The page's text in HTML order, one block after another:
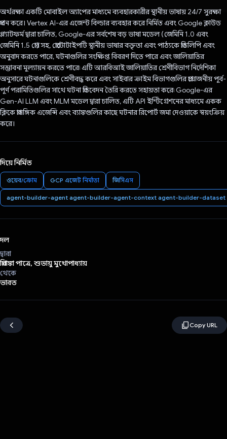
অর্থরক্ষা একটি মোবাইল অ্যাপের মাধ্যমে ব্যবহারকারীর স্থানীয় ভাষায় 24/7 সুরক্ষা
প্রদান করে। Vertex AI-এর এজেন্ট বিল্ডার ব্যবহার করে নির্মিত এবং Google ক্লাউড
প্ল্যাটফর্ম দ্বারা চালিত, Google-এর সর্বশেষ বড় ভাষা মডেল (জেমিনি 1.0 এবং
জেমিনি 1.5 প্রো) সহ, প্রোটোটাইপটি স্থানীয় ভাষার বক্তৃতা এবং পাঠ্যকে প্রতিলিপি এবং
অনুবাদ করতে পারে, ঘটনাগুলির সংক্ষিপ্ত বিবরণ দিতে পারে এবং জালিয়াতির
সম্ভাবনা মূল্যায়ন করতে পারে৷ এটি আরবিআই জালিয়াতির শ্রেণীবিভাগ নির্দেশিকা
অনুসারে ঘটনাগুলিকে শ্রেণীবদ্ধ করে এবং সাইবার ক্রাইম বিভাগগুলির প্রয়োজনীয় পূর্ব-
পূর্ণ পরামিতিগুলির সাথে ঘটনা প্রতিবেদন তৈরি করতে সহায়তা করে৷ Google-এর
Gen-AI LLM এবং MLM মডেল দ্বারা চালিত, এটি API ইন্টিগ্রেশনের মাধ্যমে একক
ক্লিকে প্রাসঙ্গিক এজেন্সি এবং ব্যাঙ্কগুলির কাছে ঘটনার রিপোর্ট জমা দেওয়াকে স্বয়ংক্রিয়
করে।
দিয়ে নির্মিত
ওয়েব/ক্রোম GCP এজেন্ট নির্মাতা জিসিএস
agent-builder-agent agent-builder-agent-context agent-builder-
দল
দ্বারা
প্রিয়াঙ্কা পাত্রে, শুভায়ু মুখোপাধ্যায়
থেকে
ভারত